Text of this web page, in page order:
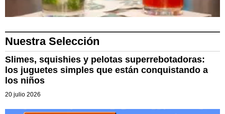
Nuestra Selección
Slimes, squishies y pelotas superrebotadoras:
los juguetes simples que están conquistando a
los niños
20 julio 2026